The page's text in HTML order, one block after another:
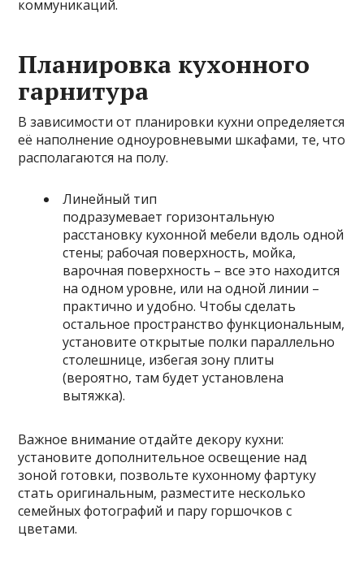
коммуникаций.
Планировка кухонного
гарнитура
В зависимости от планировки кухни определяется
её наполнение одноуровневыми шкафами, те, что
располагаются на полу.
Линейный тип
подразумевает горизонтальную
расстановку кухонной мебели вдоль одной
стены; рабочая поверхность, мойка,
варочная поверхность – все это находится
на одном уровне, или на одной линии –
практично и удобно. Чтобы сделать
остальное пространство функциональным,
установите открытые полки параллельно
столешнице, избегая зону плиты
(вероятно, там будет установлена
вытяжка).
Важное внимание отдайте декору кухни:
установите дополнительное освещение над
зоной готовки, позвольте кухонному фартуку
стать оригинальным, разместите несколько
семейных фотографий и пару горшочков с
цветами.